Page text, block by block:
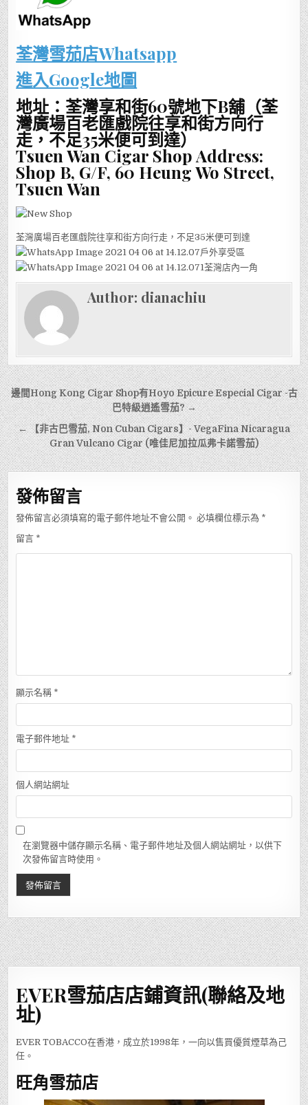
荃灣雪茄店Whatsapp
進入Google地圖
地址：荃灣享和街60號地下B舖（荃
灣廣場百老匯戲院往享和街方向行
走，不足35米便可到達）
Tsuen Wan Cigar Shop Address:
Shop B, G/F, 60 Heung Wo Street,
Tsuen Wan
荃灣廣場百老匯戲院往享和街方向行走，不足35米便可到達
戶外享受區
荃灣店內一角
Author: dianachiu
文
章
導
覽
邊間Hong Kong Cigar Shop有Hoyo Epicure Especial Cigar -古
巴特級逍遙雪茄? →
← 【非古巴雪茄, Non Cuban Cigars】- VegaFina Nicaragua
Gran Vulcano Cigar (唯佳尼加拉瓜弗卡諾雪茄)
發佈留言
發佈留言必須填寫的電子郵件地址不會公開。 必填欄位標示為 *
留言 *
顯示名稱 *
電子郵件地址 *
個人網站網址
在瀏覽器中儲存顯示名稱、電子郵件地址及個人網站網址，以供下
次發佈留言時使用。
EVER雪茄店店鋪資訊(聯絡及地
址)
EVER TOBACCO在香港，成立於1998年，一向以售買優質煙草為己
任。
旺角雪茄店